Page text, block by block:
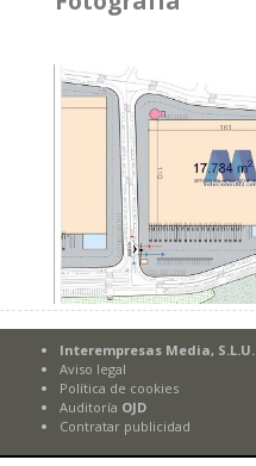
Interempresas Media, S.L.U.
Aviso legal
Política de cookies
Auditoría OJD
Contratar publicidad